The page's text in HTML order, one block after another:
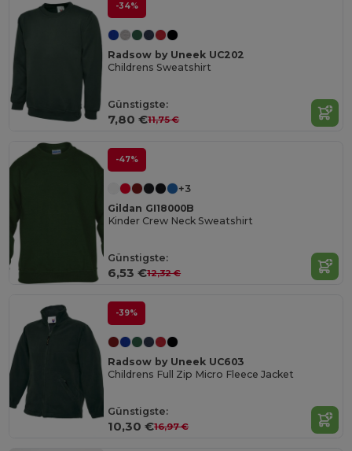
-34%
Radsow by Uneek UC202
Childrens Sweatshirt
Günstigste:
7,80 €11,75 €
-47%
+3
Gildan GI18000B
Kinder Crew Neck Sweatshirt
Günstigste:
6,53 €12,32 €
-39%
Radsow by Uneek UC603
Childrens Full Zip Micro Fleece Jacket
Günstigste:
10,30 €16,97 €